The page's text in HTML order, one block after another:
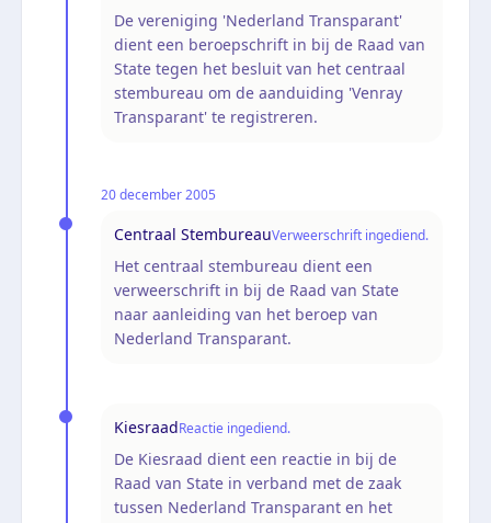
De vereniging 'Nederland Transparant'
dient een beroepschrift in bij de Raad van
State tegen het besluit van het centraal
stembureau om de aanduiding 'Venray
Transparant' te registreren.
20 december 2005
Centraal StembureauVerweerschrift ingediend.
Het centraal stembureau dient een
verweerschrift in bij de Raad van State
naar aanleiding van het beroep van
Nederland Transparant.
KiesraadReactie ingediend.
De Kiesraad dient een reactie in bij de
Raad van State in verband met de zaak
tussen Nederland Transparant en het